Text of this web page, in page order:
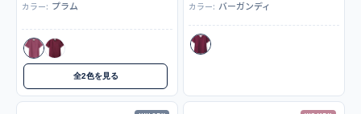
カラー: プラム
全2色を見る
カラー: バーガンディ